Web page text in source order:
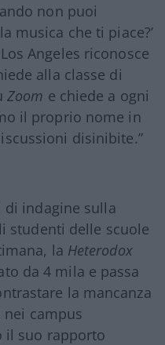
non puoi
musica che ti piace?’
Angeles riconosce
alla classe di
Zoom e chiede a ogni
il proprio nome in
disinibite.”
indagine sulla
studenti delle scuole
la Heterodox
da 4 mila e passa
la mancanza
campus
il suo rapporto